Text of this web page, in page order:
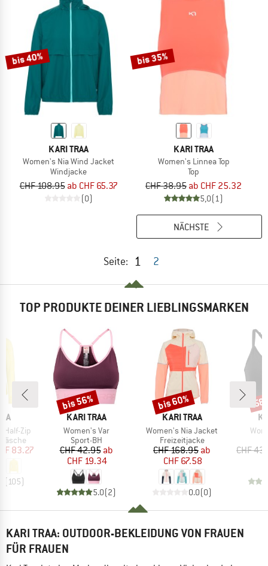
bis 40%
KARI TRAA
Women's Nia Wind Jacket
Windjacke
CHF 108.95 ab CHF 65.37
(0)
bis 35%
KARI TRAA
Women's Linnea Top
Top
CHF 38.95 ab CHF 25.32
5,0(1)
Seite: 1 2
NÄCHSTE
TOP PRODUKTE DEINER LIEBLINGSMARKEN
Half-Zip
Preis
83.27
(105)
MARKE
KARI TRAA
Artikel
Women's Var
Produktgruppe
Sport-BH
Preis
CHF 42.95reduzierter Preis
ab
CHF 19.34
5.0(2)
Rabatt
bis 56%
MARKE
KARI TRAA
Artikel
Women's Nia Jacket
Produktgruppe
Freizeitjacke
Preis
CHF 168.95reduzierter Preis
ab
CHF 67.58
0.0(0)
Rabatt
bis 60%
CHF
KARI TRAA: OUTDOOR-BEKLEIDUNG VON FRAUEN
FÜR FRAUEN